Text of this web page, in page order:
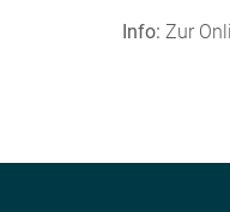
Info: Zur